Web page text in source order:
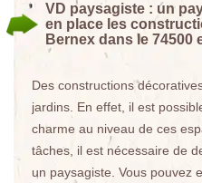
VD paysagiste : un
en place les
Bernex dans le 74500
Des constructions
jardins. En effet, il est
charme au niveau de ces
tâches, il est nécessaire de
un paysagiste. Vous pouvez